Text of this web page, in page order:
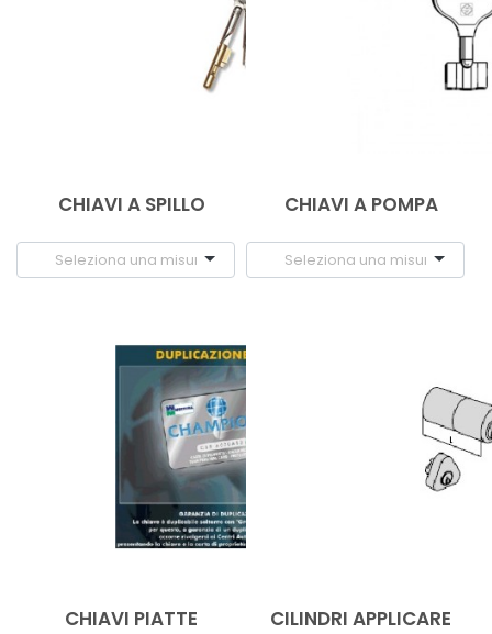
CHIAVI A SPILLO CHIAVI A POMPA
CHIAVI PIATTE CILINDRI APPLICARE